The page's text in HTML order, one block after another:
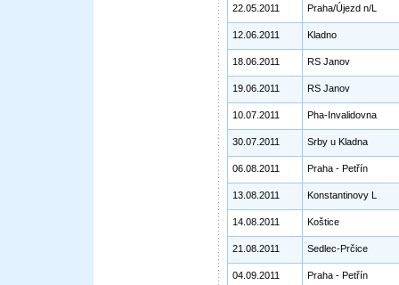
22.05.2011 Praha/Újezd n/L
12.06.2011 Kladno
18.06.2011 RS Janov
19.06.2011 RS Janov
10.07.2011 Pha-Invalidovna
30.07.2011 Srby u Kladna
06.08.2011 Praha - Petřín
13.08.2011 Konstantinovy L
14.08.2011 Koštice
21.08.2011 Sedlec-Prčice
04.09.2011 Praha - Petřín